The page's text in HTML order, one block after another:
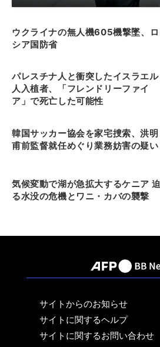
ウクライナの無人機605機撃墜、ロ
シア国防省
パレスチナ人と衝突したイスラエル
人入植者、「フレンドリーファイ
ア」で死亡した可能性
韓国サッカー協会を家宅捜索、洪明
甫前監督就任めぐり業務妨害の疑い
気候変動で湖が急拡大するケニア 迫
る水没の危機とワニ・カバの襲撃
サイトからのお知らせ
サイトに関するヘルプ
サイトに関するお問い合わせ